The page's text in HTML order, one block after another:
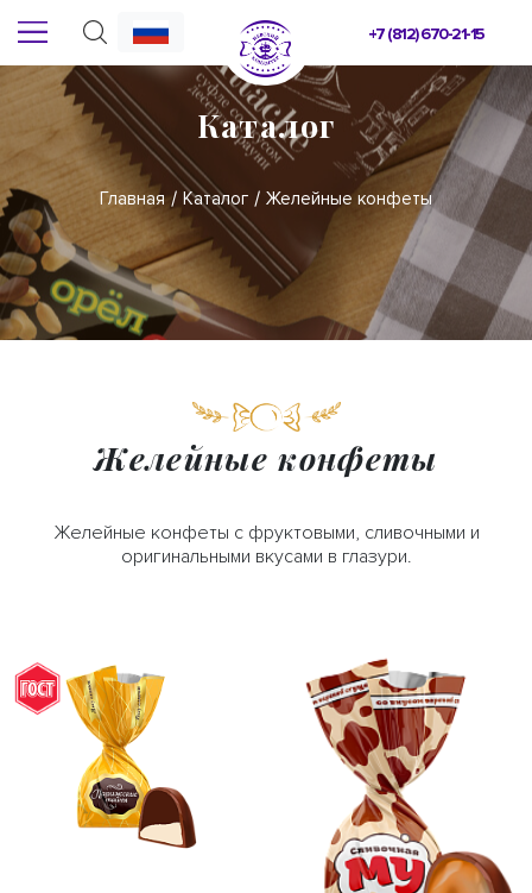
+7 (812) 670-21-15
Каталог
Главная Каталог Желейные конфеты
Желейные конфеты
Желейные конфеты с фруктовыми, сливочными и
оригинальными вкусами в глазури.